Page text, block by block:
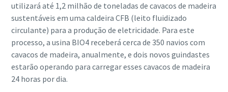
utilizará até 1,2 milhão de toneladas de cavacos de madeira
sustentáveis em uma caldeira CFB (leito fluidizado
circulante) para a produção de eletricidade. Para este
processo, a usina BIO4 receberá cerca de 350 navios com
cavacos de madeira, anualmente, e dois novos guindastes
estarão operando para carregar esses cavacos de madeira
24 horas por dia.